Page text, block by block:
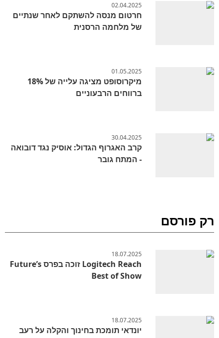
02.04.2025
חרטום מנסה להשתקם לאחר שנתיים
של מלחמה הרסנית
01.05.2025
מיקרוסופט מציגה עלייה של 18%
ברווחים הרבעוניים
30.04.2025
קרב האגרוף הגדול: אוסיק נגד דובואה
- המתח גובר
רק פורסם
18.07.2025
Logitech Reach זוכה בפרס Future’s
Best of Show
18.07.2025
יונדאי תומכת בחינוך והקלה על רעב